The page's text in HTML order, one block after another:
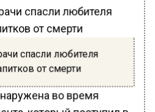
спасли любителя
от смерти
во время